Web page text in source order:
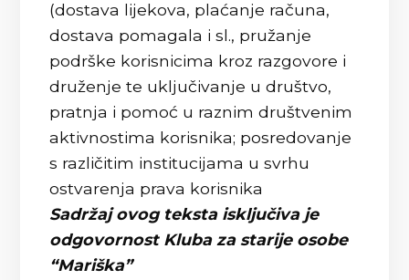
(dostava lijekova, plaćanje računa,
dostava pomagala i sl., pružanje
podrške korisnicima kroz razgovore i
druženje te uključivanje u društvo,
pratnja i pomoć u raznim društvenim
aktivnostima korisnika; posredovanje
s različitim institucijama u svrhu
ostvarenja prava korisnika
Sadržaj ovog teksta isključiva je
odgovornost Kluba za starije osobe
“Mariška”